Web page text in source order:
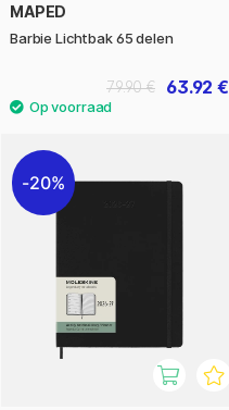
MAPED
Barbie Lichtbak 65 delen
63.92 €
79.90 €
20%